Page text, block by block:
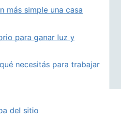
más simple una casa
para ganar luz y
necesitás para trabajar
del sitio